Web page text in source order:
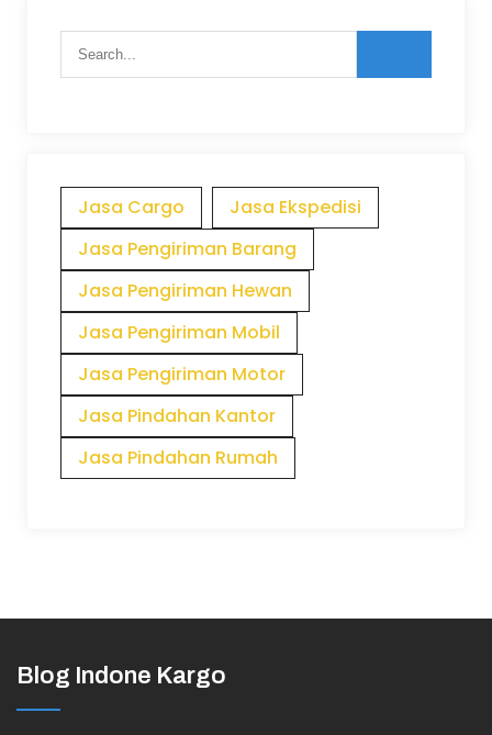
Jasa Cargo
Jasa Ekspedisi
Jasa Pengiriman Barang
Jasa Pengiriman Hewan
Jasa Pengiriman Mobil
Jasa Pengiriman Motor
Jasa Pindahan Kantor
Jasa Pindahan Rumah
Blog Indone Kargo